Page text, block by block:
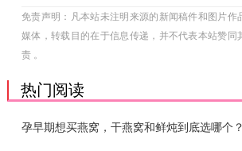
免责声明：凡本站未注明来源的新闻稿件和图片作
媒体，转载目的在于信息传递，并不代表本站赞同
责 。
热门阅读